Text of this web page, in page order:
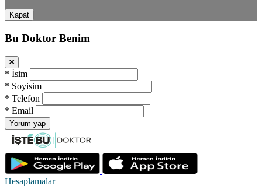
Kapat
Bu Doktor Benim
* İsim
* Soyisim
* Telefon
* Email
Yorum yap
Hesaplamalar